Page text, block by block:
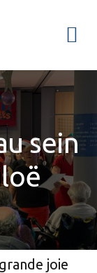
sein
joie